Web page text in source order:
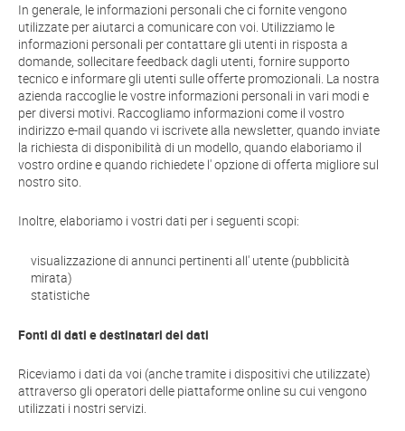
In generale, le informazioni personali che ci fornite vengono
utilizzate per aiutarci a comunicare con voi. Utilizziamo le
informazioni personali per contattare gli utenti in risposta a
domande, sollecitare feedback dagli utenti, fornire supporto
tecnico e informare gli utenti sulle offerte promozionali. La nostra
azienda raccoglie le vostre informazioni personali in vari modi e
per diversi motivi. Raccogliamo informazioni come il vostro
indirizzo e-mail quando vi iscrivete alla newsletter, quando inviate
la richiesta di disponibilità di un modello, quando elaboriamo il
vostro ordine e quando richiedete l' opzione di offerta migliore sul
nostro sito.
Inoltre, elaboriamo i vostri dati per i seguenti scopi:
visualizzazione di annunci pertinenti all' utente (pubblicità
mirata)
statistiche
Fonti di dati e destinatari dei dati
Riceviamo i dati da voi (anche tramite i dispositivi che utilizzate)
attraverso gli operatori delle piattaforme online su cui vengono
utilizzati i nostri servizi.